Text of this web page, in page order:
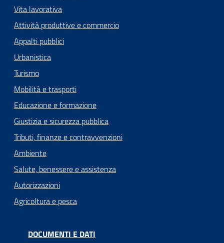
Vita lavorativa
Attività produttive e commercio
Appalti pubblici
Urbanistica
Turismo
Mobilità e trasporti
Educazione e formazione
Giustizia e sicurezza pubblica
Tributi, finanze e contravvenzioni
Ambiente
Salute, benessere e assistenza
Autorizzazioni
Agricoltura e pesca
DOCUMENTI E DATI